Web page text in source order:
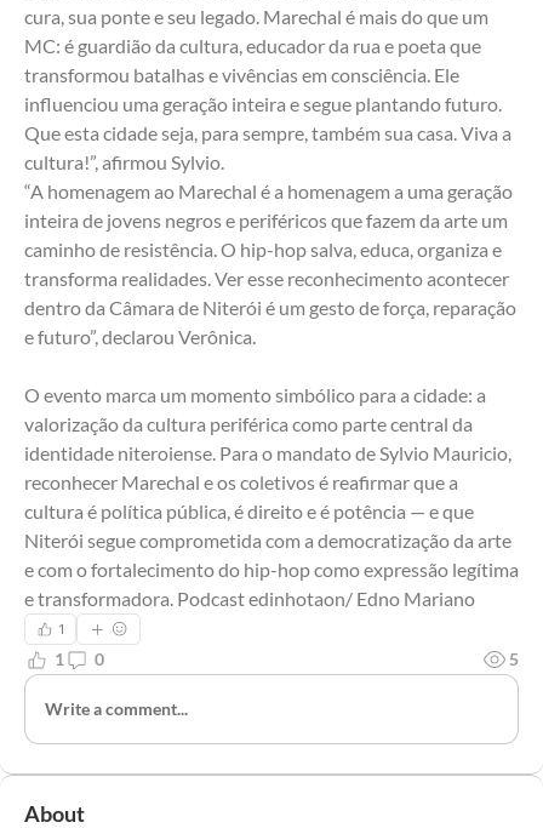
cura, sua ponte e seu legado. Marechal é mais do que um
MC: é guardião da cultura, educador da rua e poeta que
transformou batalhas e vivências em consciência. Ele
influenciou uma geração inteira e segue plantando futuro.
Que esta cidade seja, para sempre, também sua casa. Viva a
cultura!”, afirmou Sylvio.
“A homenagem ao Marechal é a homenagem a uma geração
inteira de jovens negros e periféricos que fazem da arte um
caminho de resistência. O hip-hop salva, educa, organiza e
transforma realidades. Ver esse reconhecimento acontecer
dentro da Câmara de Niterói é um gesto de força, reparação
e futuro”, declarou Verônica.
O evento marca um momento simbólico para a cidade: a
valorização da cultura periférica como parte central da
identidade niteroiense. Para o mandato de Sylvio Mauricio,
reconhecer Marechal e os coletivos é reafirmar que a
cultura é política pública, é direito e é potência — e que
Niterói segue comprometida com a democratização da arte
e com o fortalecimento do hip-hop como expressão legítima
e transformadora. Podcast edinhotaon/ Edno Mariano
1
1 0 5
Write a comment...
About